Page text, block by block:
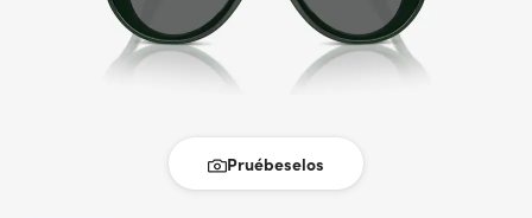
Pruébeselos